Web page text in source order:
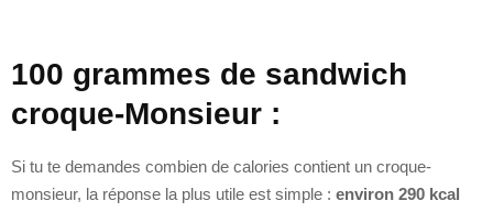
100 grammes de sandwich
croque-Monsieur :
Si tu te demandes combien de calories contient un croque-
monsieur, la réponse la plus utile est simple : environ 290 kcal